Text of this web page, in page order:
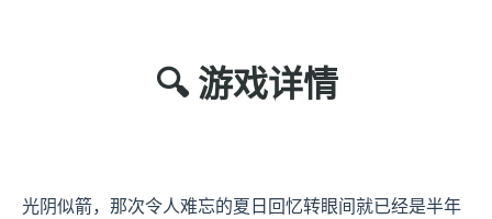
🔍 游戏详情
光阴似箭，那次令人难忘的夏日回忆转眼间就已经是半年